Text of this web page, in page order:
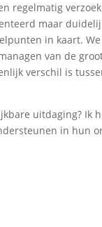
regelmatig
maar
in kaart.
van de
verschil is
uitdaging? Ik
in hun